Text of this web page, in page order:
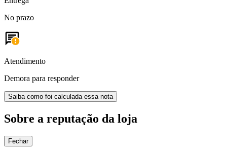
No prazo
Atendimento
Demora para responder
Saiba como foi calculada essa nota
Sobre a reputação da loja
Fechar